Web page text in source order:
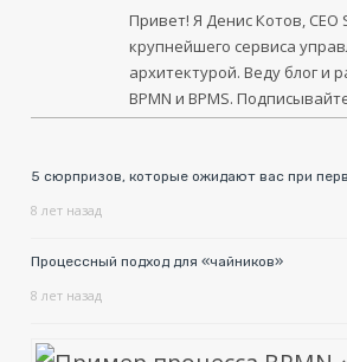
Привет! Я Денис Котов, CEO
крупнейшего сервиса
архитектурой. Веду блог и
BPMN и BPMS.
5 сюрпризов, которые ожидают вас при
8 лет назад
Процессный подход для «чайников»
8 лет назад